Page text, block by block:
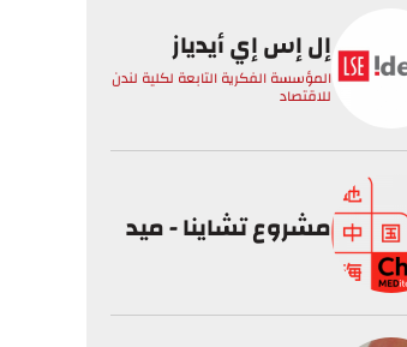
إل إس إي أيدياز
المؤسسة الفكرية التابعة لكلية لندن
للاقتصاد
مشروع تشاينا - ميد